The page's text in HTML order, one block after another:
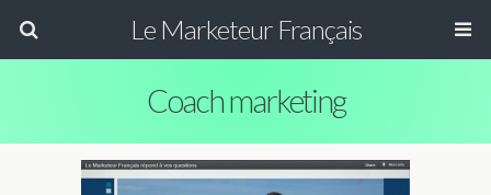
Le Marketeur Français
Coach marketing